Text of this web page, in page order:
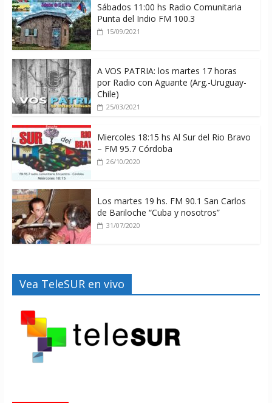
Sábados 11:00 hs Radio Comunitaria
Punta del Indio FM 100.3
15/09/2021
A VOS PATRIA: los martes 17 horas
por Radio con Aguante (Arg.-Uruguay-
Chile)
25/03/2021
Miercoles 18:15 hs Al Sur del Rio Bravo
– FM 95.7 Córdoba
26/10/2020
Los martes 19 hs. FM 90.1 San Carlos
de Bariloche “Cuba y nosotros”
31/07/2020
Vea TeleSUR en vivo